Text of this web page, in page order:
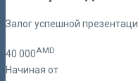
Залог успешной
40 000AMD
Начиная от